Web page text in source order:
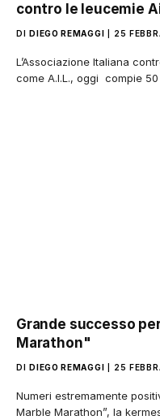
contro le leucemie
DI DIEGO REMAGGI 25
L’Associazione Italiana
come A.I.L., oggi compie
Grande successo
Marathon"
DI DIEGO REMAGGI 25
Numeri estremamente
Marble Marathon”, la